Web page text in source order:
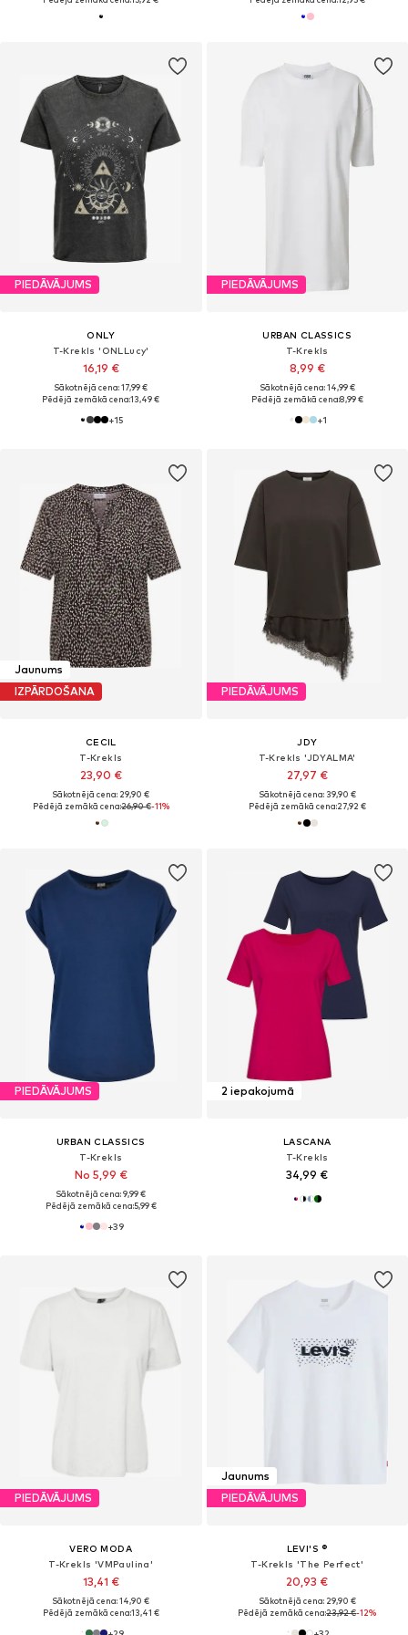
PIEDĀVĀJUMS
ONLY
T-Krekls 'ONLLucy'
16,19 €
Sākotnējā cena: 17,99 €
Pēdējā zemākā cena:13,49 €
+15
PIEDĀVĀJUMS
URBAN CLASSICS
T-Krekls
8,99 €
Sākotnējā cena: 14,99 €
Pēdējā zemākā cena:8,99 €
+1
Jaunums
IZPĀRDOŠANA
CECIL
T-Krekls
23,90 €
Sākotnējā cena: 29,90 €
Pēdējā zemākā cena:26,90 €-11%
PIEDĀVĀJUMS
JDY
T-Krekls 'JDYALMA'
27,97 €
Sākotnējā cena: 39,90 €
Pēdējā zemākā cena:27,92 €
PIEDĀVĀJUMS
URBAN CLASSICS
T-Krekls
No 5,99 €
Sākotnējā cena: 9,99 €
Pēdējā zemākā cena:5,99 €
+39
2 iepakojumā
LASCANA
T-Krekls
34,99 €
PIEDĀVĀJUMS
VERO MODA
T-Krekls 'VMPaulina'
13,41 €
Sākotnējā cena: 14,90 €
Pēdējā zemākā cena:13,41 €
Jaunums
PIEDĀVĀJUMS
LEVI'S ®
T-Krekls 'The Perfect'
20,93 €
Sākotnējā cena: 29,90 €
Pēdējā zemākā cena:23,92 €-12%